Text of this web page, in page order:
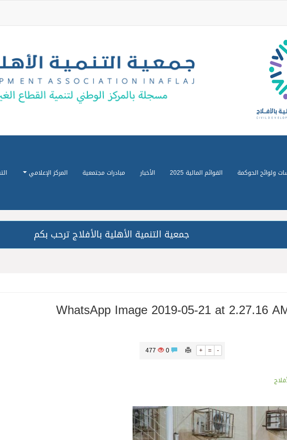
ولوائح الحوكمة القوائم المالية 2025 الأخبار مبادرات مجتمعية المركز الإعلامي
جمعية التنمية الأهلية بالأفلاج ترحب بكم
WhatsApp Image 2019-05-21 at 2.27.16
+ = -
0
477